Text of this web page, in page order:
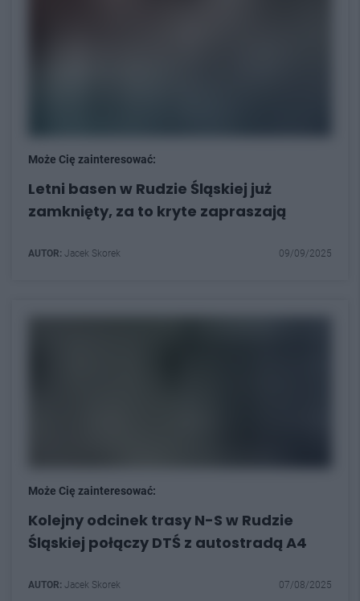
Może Cię zainteresować:
Letni basen w Rudzie Śląskiej już
zamknięty, za to kryte zapraszają
AUTOR: Jacek Skorek 09/09/2025
Może Cię zainteresować:
Kolejny odcinek trasy N-S w Rudzie
Śląskiej połączy DTŚ z autostradą A4
AUTOR: Jacek Skorek 07/08/2025